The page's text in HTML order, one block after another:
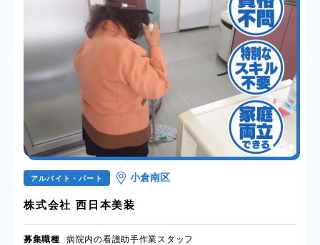
アルバイト・パート 小倉南区
株式会社 西日本美装
募集職種 病院内の看護助手作業スタッフ